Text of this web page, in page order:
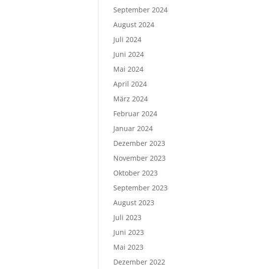
September 2024
August 2024
Juli 2024
Juni 2024
Mai 2024
April 2024
März 2024
Februar 2024
Januar 2024
Dezember 2023
November 2023
Oktober 2023
September 2023
August 2023
Juli 2023
Juni 2023
Mai 2023
Dezember 2022